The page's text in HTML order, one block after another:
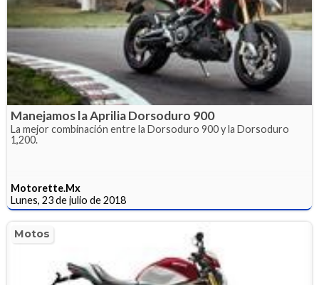
Manejamos la Aprilia Dorsoduro 900
La mejor combinación entre la Dorsoduro 900 y la Dorsoduro
1,200.
Motorette.Mx
Lunes, 23 de julio de 2018
Motos